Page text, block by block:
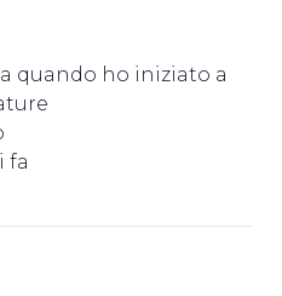
quando ho iniziato a
fa